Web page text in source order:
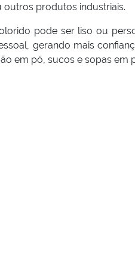
outros produtos industriais.
pode ser liso ou
gerando mais
em pó, sucos e sopas em